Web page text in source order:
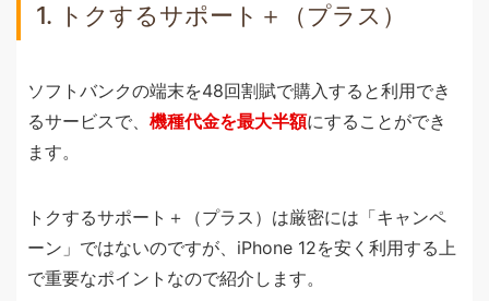
1. トクするサポート＋（プラス）
ソフトバンクの端末を48回割賦で購入すると利用でき
るサービスで、 機種代金を最大半額にすることができ
ます。
トクするサポート＋（プラス）は厳密には「キャンペ
ーン」ではないのですが、iPhone 12を安く利用する上
で重要なポイントなので紹介します。